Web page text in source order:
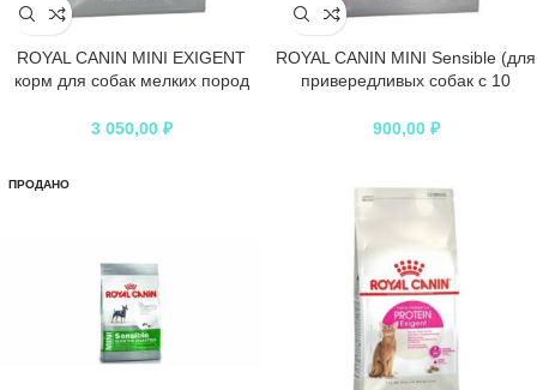
ROYAL CANIN MINI EXIGENT
корм для собак мелких пород
3 050,00 ₽
ROYAL CANIN MINI Sensible (для
привередливых собак с 10
900,00 ₽
ПРОДАНО